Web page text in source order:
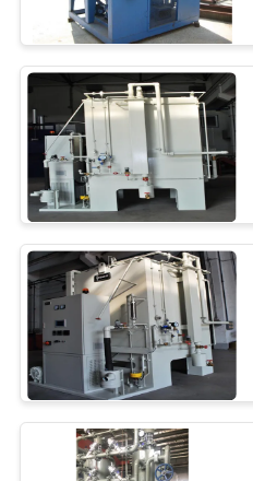
उद्धरण
मांगें
NEWS
साइटमैप
गोपनीयता
नीति